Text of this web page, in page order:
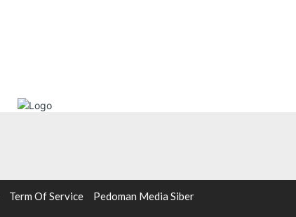
Term Of Service Pedoman Media Siber